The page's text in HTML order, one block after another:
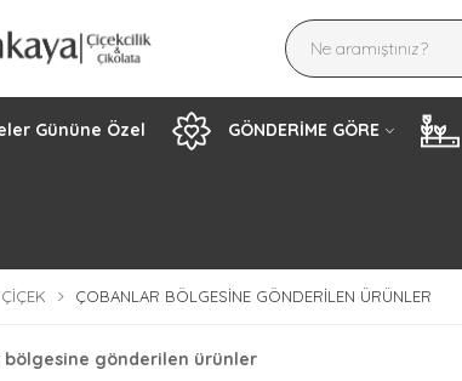
Gününe Özel GÖNDERİME GÖRE
ÇIÇEK ÇOBANLAR BÖLGESINE GÖNDERILEN ÜRÜNLER
bölgesine gönderilen ürünler